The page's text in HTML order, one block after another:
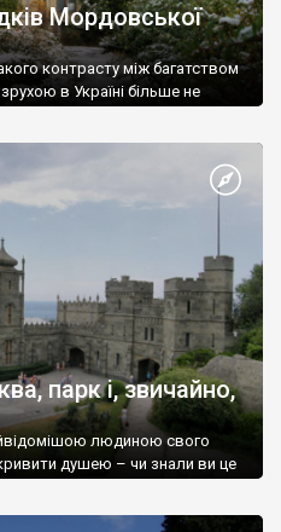
Мордовської
контрасту між багатством
в Україні більше не
парк і, звичайно,
людиною свого
душею – чи знали ви це